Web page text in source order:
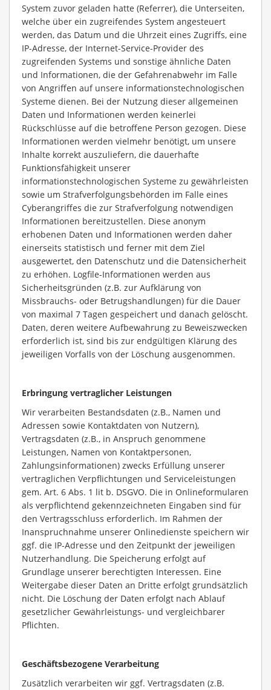
System zuvor geladen hatte (Referrer), die Unterseiten,
welche über ein zugreifendes System angesteuert
werden, das Datum und die Uhrzeit eines Zugriffs, eine
IP-Adresse, der Internet-Service-Provider des
zugreifenden Systems und sonstige ähnliche Daten
und Informationen, die der Gefahrenabwehr im Falle
von Angriffen auf unsere informationstechnologischen
Systeme dienen. Bei der Nutzung dieser allgemeinen
Daten und Informationen werden keinerlei
Rückschlüsse auf die betroffene Person gezogen. Diese
Informationen werden vielmehr benötigt, um unsere
Inhalte korrekt auszuliefern, die dauerhafte
Funktionsfähigkeit unserer
informationstechnologischen Systeme zu gewährleisten
sowie um Strafverfolgungsbehörden im Falle eines
Cyberangriffes die zur Strafverfolgung notwendigen
Informationen bereitzustellen. Diese anonym
erhobenen Daten und Informationen werden daher
einerseits statistisch und ferner mit dem Ziel
ausgewertet, den Datenschutz und die Datensicherheit
zu erhöhen. Logfile-Informationen werden aus
Sicherheitsgründen (z.B. zur Aufklärung von
Missbrauchs- oder Betrugshandlungen) für die Dauer
von maximal 7 Tagen gespeichert und danach gelöscht.
Daten, deren weitere Aufbewahrung zu Beweiszwecken
erforderlich ist, sind bis zur endgültigen Klärung des
jeweiligen Vorfalls von der Löschung ausgenommen.
Erbringung vertraglicher Leistungen
Wir verarbeiten Bestandsdaten (z.B., Namen und
Adressen sowie Kontaktdaten von Nutzern),
Vertragsdaten (z.B., in Anspruch genommene
Leistungen, Namen von Kontaktpersonen,
Zahlungsinformationen) zwecks Erfüllung unserer
vertraglichen Verpflichtungen und Serviceleistungen
gem. Art. 6 Abs. 1 lit b. DSGVO. Die in Onlineformularen
als verpflichtend gekennzeichneten Eingaben sind für
den Vertragsschluss erforderlich. Im Rahmen der
Inanspruchnahme unserer Onlinedienste speichern wir
ggf. die IP-Adresse und den Zeitpunkt der jeweiligen
Nutzerhandlung. Die Speicherung erfolgt auf
Grundlage unserer berechtigten Interessen. Eine
Weitergabe dieser Daten an Dritte erfolgt grundsätzlich
nicht. Die Löschung der Daten erfolgt nach Ablauf
gesetzlicher Gewährleistungs- und vergleichbarer
Pflichten.
Geschäftsbezogene Verarbeitung
Zusätzlich verarbeiten wir ggf. Vertragsdaten (z.B.